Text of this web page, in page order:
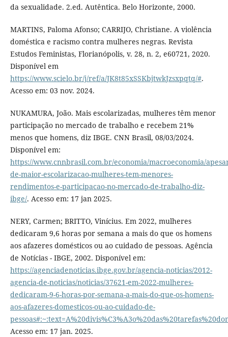
da sexualidade. 2.ed. Autêntica. Belo Horizonte, 2000.
MARTINS, Paloma Afonso; CARRIJO, Christiane. A violência
doméstica e racismo contra mulheres negras. Revista
Estudos Feministas, Florianópolis, v. 28, n. 2, e60721, 2020.
Disponível em
https://www.scielo.br/j/ref/a/JK8t85xSSKbjtwkJzsxpqtq/#.
Acesso em: 03 nov. 2024.
NUKAMURA, João. Mais escolarizadas, mulheres têm menor
participação no mercado de trabalho e recebem 21%
menos que homens, diz IBGE. CNN Brasil, 08/03/2024.
Disponível em:
https://www.cnnbrasil.com.br/economia/macroeconomia/
de-maior-escolarizacao-mulheres-tem-menores-
rendimentos-e-participacao-no-mercado-de-trabalho-diz-
ibge/. Acesso em: 17 jan 2025.
NERY, Carmen; BRITTO, Vinícius. Em 2022, mulheres
dedicaram 9,6 horas por semana a mais do que os homens
aos afazeres domésticos ou ao cuidado de pessoas. Agência
de Notícias - IBGE, 2002. Disponível em:
https://agenciadenoticias.ibge.gov.br/agencia-noticias/2012-
agencia-de-noticias/noticias/37621-em-2022-mulheres-
dedicaram-9-6-horas-por-semana-a-mais-do-que-os-homens-
aos-afazeres-domesticos-ou-ao-cuidado-de-
Acesso em: 17 jan. 2025.